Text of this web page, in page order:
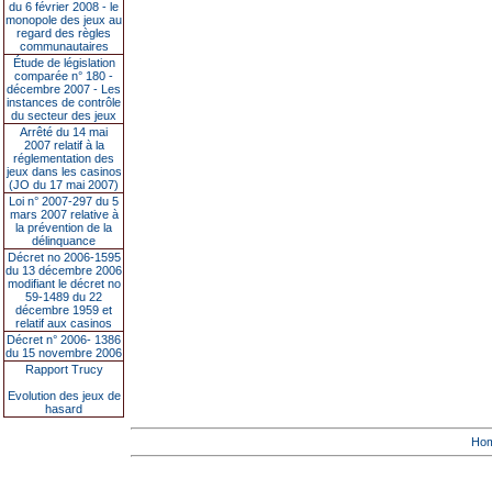
du 6 février 2008 - le
monopole des jeux au
regard des règles
communautaires
Étude de législation
comparée n° 180 -
décembre 2007 - Les
instances de contrôle
du secteur des jeux
Arrêté du 14 mai
2007 relatif à la
réglementation des
jeux dans les casinos
(JO du 17 mai 2007)
Loi n° 2007-297 du 5
mars 2007 relative à
la prévention de la
délinquance
Décret no 2006-1595
du 13 décembre 2006
modifiant le décret no
59-1489 du 22
décembre 1959 et
relatif aux casinos
Décret n° 2006- 1386
du 15 novembre 2006
Rapport Trucy
Evolution des jeux de
hasard